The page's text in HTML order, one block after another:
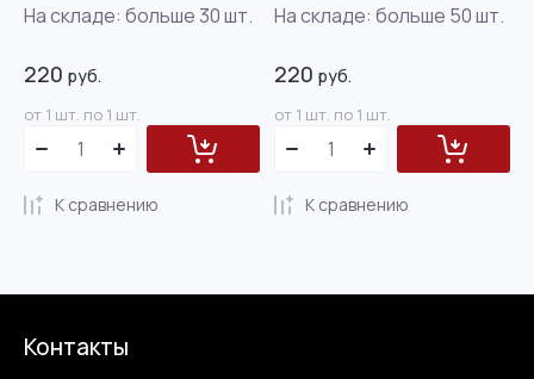
На складе: больше 30шт.
220 руб.
от 1 шт. по 1 шт.
К сравнению
На складе: больше 50шт.
220 руб.
от 1 шт. по 1 шт.
К сравнению
Контакты